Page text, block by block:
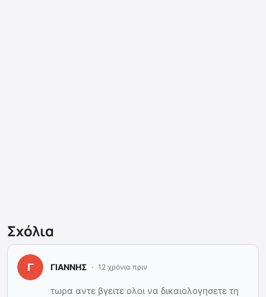
Σχόλια
ΓΙΑΝΝΗΣ 12 χρόνια πριν
τωρα αντε βγειτε ολοι να δικαιολογησετε τη